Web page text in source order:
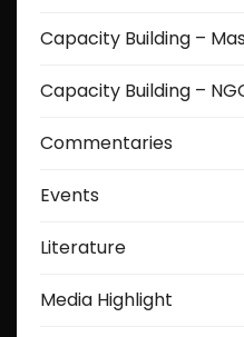
a
g
i
a
t
Capacity Building –
Capacity Building –
Commentaries
Events
Literature
Media Highlight